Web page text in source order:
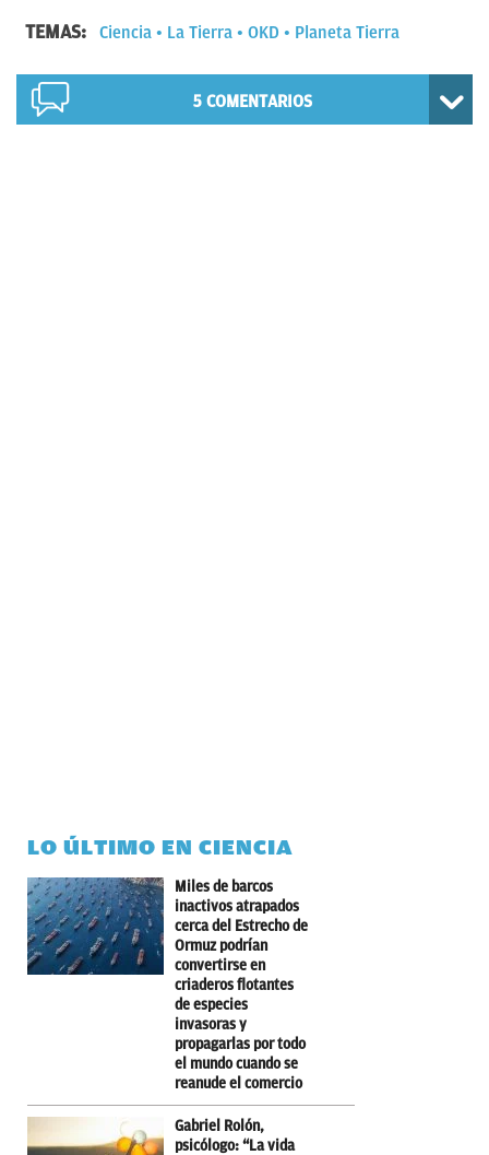
TEMAS: Ciencia La Tierra OKD Planeta Tierra
5 COMENTARIOS
LO ÚLTIMO EN CIENCIA
Miles de barcos
inactivos atrapados
cerca del Estrecho de
Ormuz podrían
convertirse en
criaderos flotantes
de especies
invasoras y
propagarlas por todo
el mundo cuando se
reanude el comercio
Gabriel Rolón,
psicólogo: “La vida